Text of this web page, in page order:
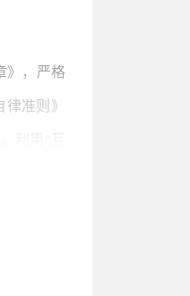
》，严格
准则》
督执纪
源近*万
进行初